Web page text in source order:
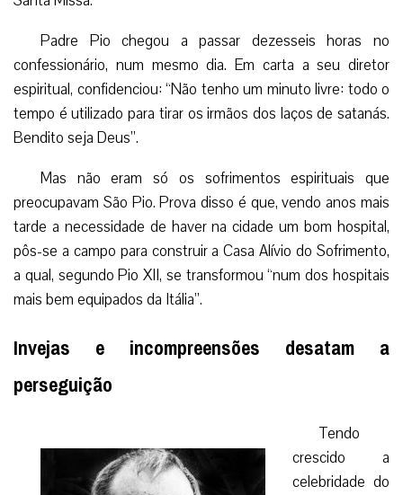
Padre Pio chegou a passar dezesseis horas no
confessionário, num mesmo dia. Em carta a seu diretor
espiritual, confidenciou: “Não tenho um minuto livre: todo o
tempo é utilizado para tirar os irmãos dos laços de satanás.
Bendito seja Deus”.
Mas não eram só os sofrimentos espirituais que
preocupavam São Pio. Prova disso é que, vendo anos mais
tarde a necessidade de haver na cidade um bom hospital,
pôs-se a campo para construir a Casa Alívio do Sofrimento,
a qual, segundo Pio XII, se transformou “num dos hospitais
mais bem equipados da Itália”.
Invejas e incompreensões desatam a
perseguição
Tendo
crescido a
celebridade do